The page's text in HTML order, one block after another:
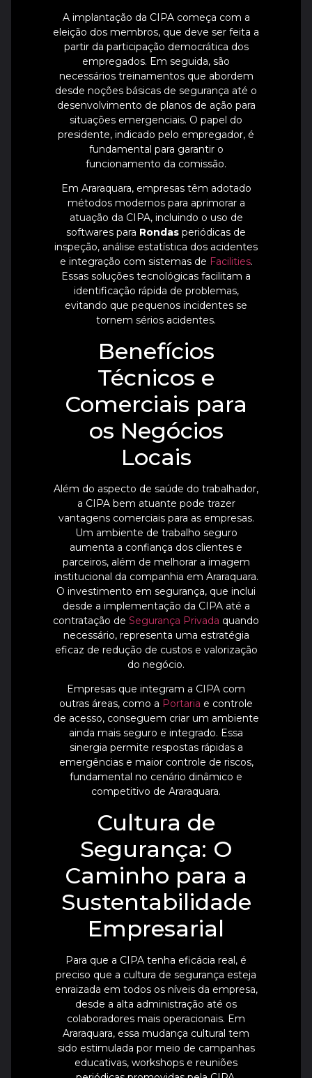
A implantação da CIPA começa com a
eleição dos membros, que deve ser feita a
partir da participação democrática dos
empregados. Em seguida, são
necessários treinamentos que abordem
desde noções básicas de segurança até o
desenvolvimento de planos de ação para
situações emergenciais. O papel do
presidente, indicado pelo empregador, é
fundamental para garantir o
funcionamento da comissão.
Em Araraquara, empresas têm adotado
métodos modernos para aprimorar a
atuação da CIPA, incluindo o uso de
softwares para Rondas periódicas de
inspeção, análise estatística dos acidentes
e integração com sistemas de Facilities.
Essas soluções tecnológicas facilitam a
identificação rápida de problemas,
evitando que pequenos incidentes se
tornem sérios acidentes.
Benefícios
Técnicos e
Comerciais para
os Negócios
Locais
Além do aspecto de saúde do trabalhador,
a CIPA bem atuante pode trazer
vantagens comerciais para as empresas.
Um ambiente de trabalho seguro
aumenta a confiança dos clientes e
parceiros, além de melhorar a imagem
institucional da companhia em Araraquara.
O investimento em segurança, que inclui
desde a implementação da CIPA até a
contratação de Segurança Privada quando
necessário, representa uma estratégia
eficaz de redução de custos e valorização
do negócio.
Empresas que integram a CIPA com
outras áreas, como a Portaria e controle
de acesso, conseguem criar um ambiente
ainda mais seguro e integrado. Essa
sinergia permite respostas rápidas a
emergências e maior controle de riscos,
fundamental no cenário dinâmico e
competitivo de Araraquara.
Cultura de
Segurança: O
Caminho para a
Sustentabilidade
Empresarial
Para que a CIPA tenha eficácia real, é
preciso que a cultura de segurança esteja
enraizada em todos os níveis da empresa,
desde a alta administração até os
colaboradores mais operacionais. Em
Araraquara, essa mudança cultural tem
sido estimulada por meio de campanhas
educativas, workshops e reuniões